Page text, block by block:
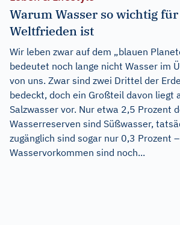
Warum Wasser so wichtig
Weltfrieden ist
Wir leben zwar auf dem „blauen
bedeutet noch lange nicht Wasser im
von uns. Zwar sind zwei Drittel der
bedeckt, doch ein Großteil davon liegt
Salzwasser vor. Nur etwa 2,5 Prozent
Wasserreserven sind Süßwasser,
zugänglich sind sogar nur 0,3 Prozent
Wasservorkommen sind noch...